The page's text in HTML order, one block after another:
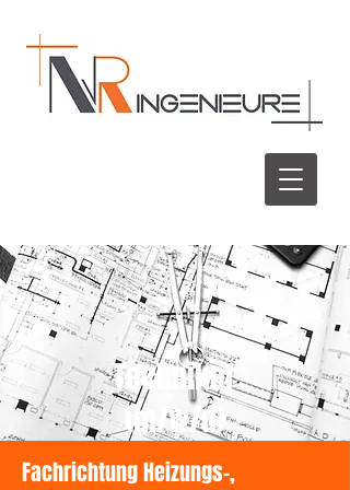
Techniker
(m/w/d)
Fachrichtung Heizungs-,